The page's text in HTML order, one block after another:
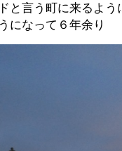
と言う町に来るよう
になって６年余り